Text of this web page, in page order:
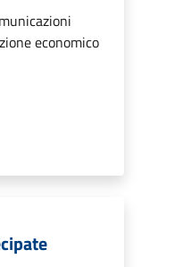
economico